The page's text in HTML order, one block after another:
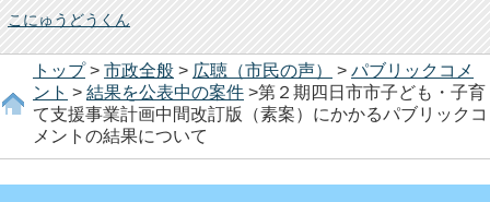
こにゅうどうくん
トップ> 市政全般 > 広聴（市民の声） > パブリックコメ
ント > 結果を公表中の案件 >第２期四日市市子ども・子育
て支援事業計画中間改訂版（素案）にかかるパブリックコ
メントの結果について